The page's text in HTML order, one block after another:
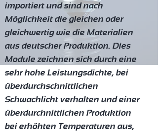
importiert und sind nach
Möglichkeit die gleichen oder
gleichwertig wie die Materialien
aus deutscher Produktion. Dies
Module zeichnen sich durch eine
sehr hohe Leistungsdichte, bei
überdurchschnittlichen
Schwachlicht verhalten und einer
überdurchnittlichen Produktion
bei erhöhten Temperaturen aus,